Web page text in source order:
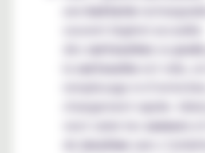
batterie
souvent légère) accueille
cartouches pods
cartouche
remplissage ni
changement rapide.
saveurs
nicotine
sans